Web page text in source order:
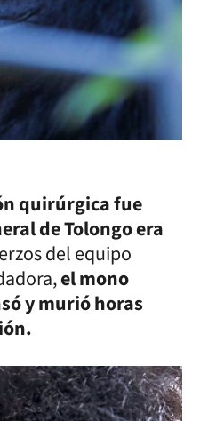
quirúrgica fue
de Tolongo era
del equipo
el mono
y murió horas